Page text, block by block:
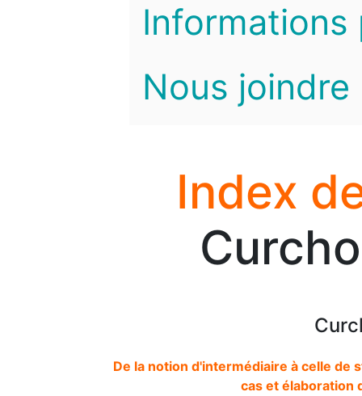
Informations
Nous joindre
Index
De la notion d'intermédiaire à celle de
cas et élaboration